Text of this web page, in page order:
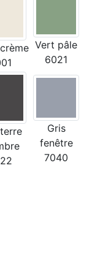
Vert pâle
6021
Gris
fenêtre
7040